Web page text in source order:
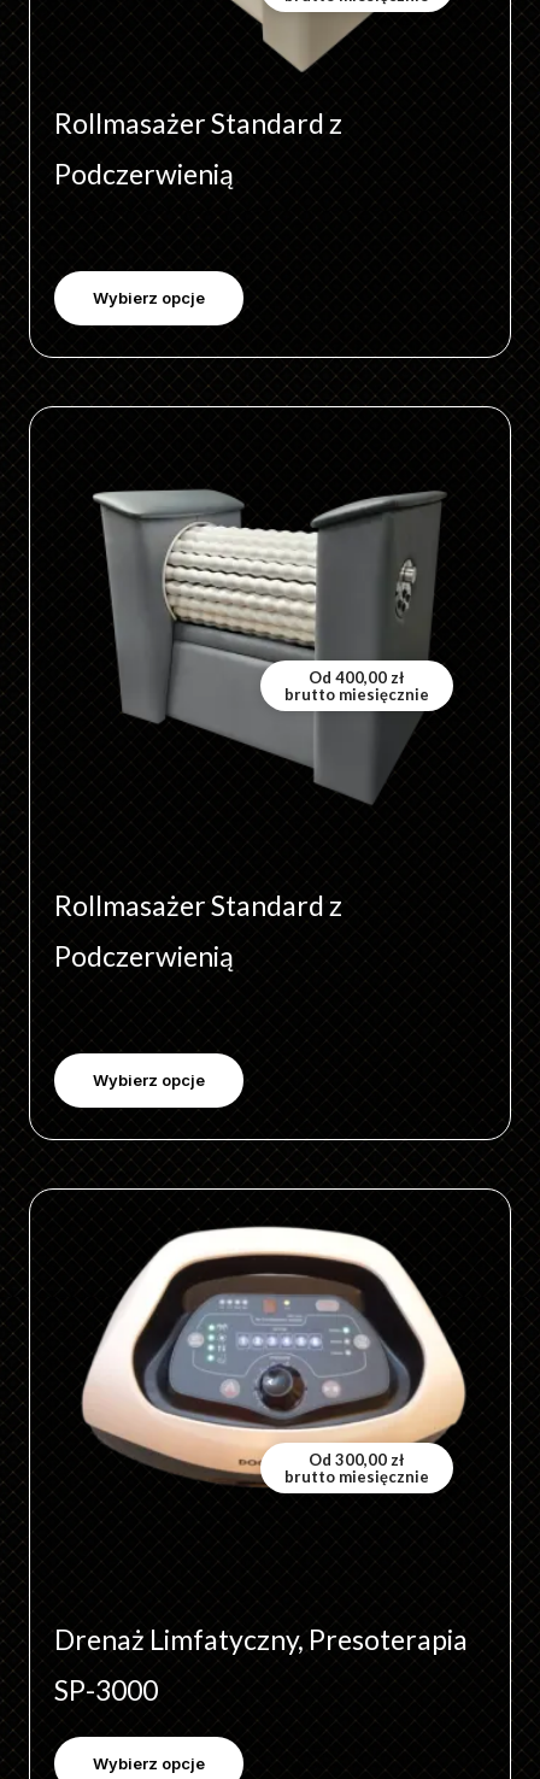
Rollmasażer Standard z
Podczerwienią
Wybierz opcje
na
stronie
Od400,00zł
brutto miesięcznie
Rollmasażer Standard z
Podczerwienią
Wybierz opcje
produkt
wiele
wariantów.
Opcje
można
wybrać
stronie
produktu
Od300,00 zł
brutto miesięcznie
Drenaż Limfatyczny, Presoterapia
SP-3000
Wybierz opcje
Ten
ma
wiele
wariantów.
Opcje
można
wybrać
na
produktu